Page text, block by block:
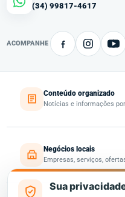
(34) 99817-4617
ACOMPANHE
Conteúdo organizado
Notícias e informações
Negócios locais
Empresas, serviços,
Sua